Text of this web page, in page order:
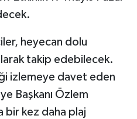
heyecan dolu
takip edebilecek.
izlemeye davet eden
Başkanı Özlem
bir kez daha plaj